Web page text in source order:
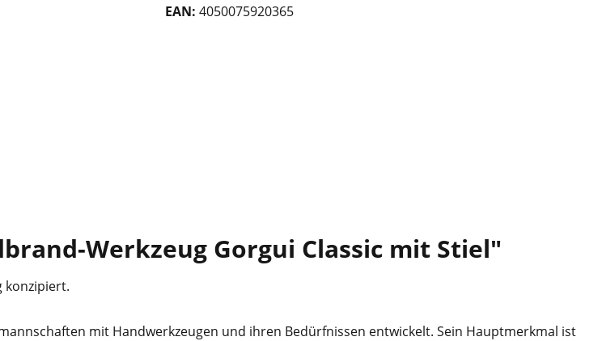
EAN: 4050075920365
Werkzeug Gorgui Classic mit Stiel"
konzipiert.
mit Handwerkzeugen und ihren Bedürfnissen entwickelt. Sein Hauptmerkmal ist